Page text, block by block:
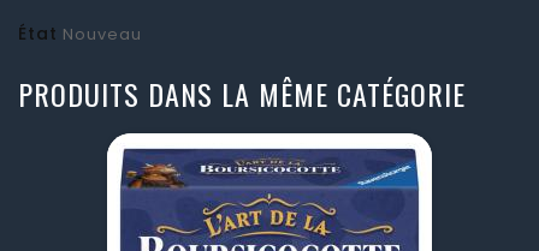
État Nouveau
PRODUITS DANS LA MÊME CATÉGORIE